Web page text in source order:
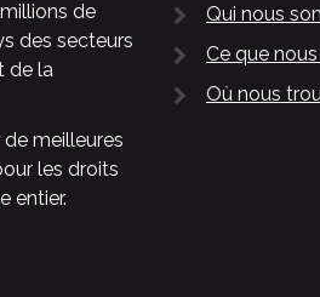
de
des secteurs
de la
meilleures
les droits
entier.
Qui nous
Ce que
Où nous